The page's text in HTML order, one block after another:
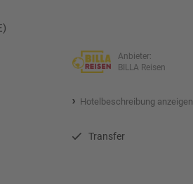
Anbieter:
BILLA Reisen
Hotelbeschreibung anzeigen
Transfer